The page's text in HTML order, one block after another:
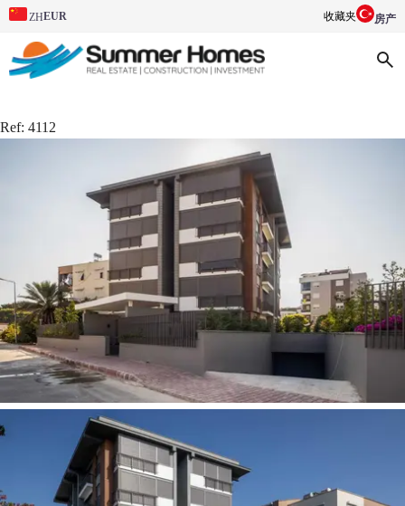
ZHEUR 收藏夹 房产
Ref: 4112